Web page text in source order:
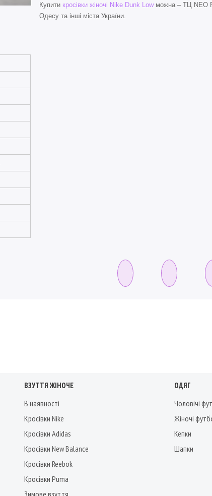
Купити кросівки жіночі Nike Dunk Lowможна – ТЦ NEO
Одесу та інші міста України.
ВЗУТТЯ ЖІНОЧЕ
В наявності
Кросівки Nike
Кросівки Adidas
Кросівки New Balance
Кросівки Reebok
Кросівки Puma
Зимове взуття
ОДЯГ
Чоловічі
Жіночі
Кепки
Шапки